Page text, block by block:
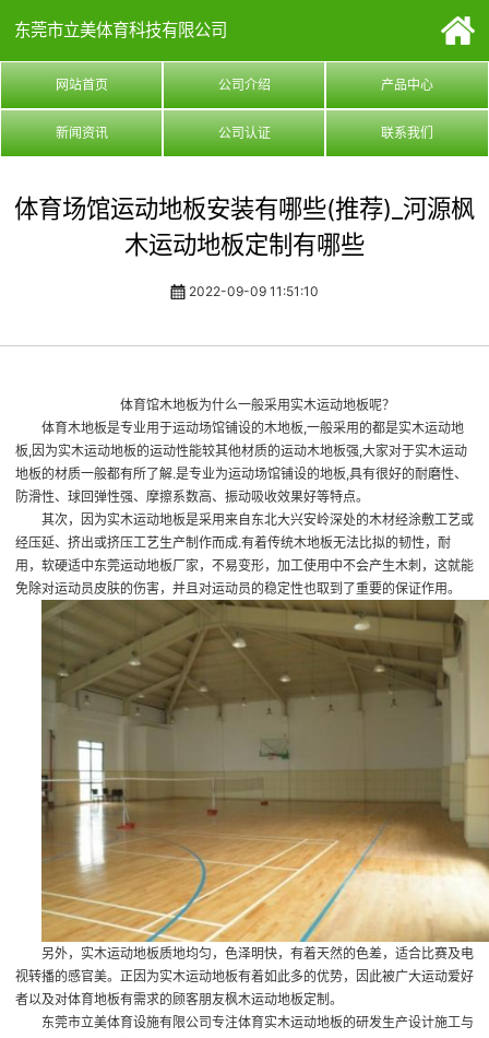
东莞市立美体育科技有限公司
网站首页 公司介绍 产品中心
新闻资讯 公司认证 联系我们
体育场馆运动地板安装有哪些(推荐)_河源枫
木运动地板定制有哪些
2022-09-09 11:51:10
体育馆木地板为什么一般采用实木运动地板呢？
体育木地板是专业用于运动场馆铺设的木地板,一般采用的都是实木运动地
板,因为实木运动地板的运动性能较其他材质的运动木地板强,大家对于实木运动
地板的材质一般都有所了解.是专业为运动场馆铺设的地板,具有很好的耐磨性、
防滑性、球回弹性强、摩擦系数高、振动吸收效果好等特点。
其次，因为实木运动地板是采用来自东北大兴安岭深处的木材经涂敷工艺或
经压延、挤出或挤压工艺生产制作而成.有着传统木地板无法比拟的韧性，耐
用，软硬适中东莞运动地板厂家 ，不易变形，加工使用中不会产生木刺，这就能
免除对运动员皮肤的伤害，并且对运动员的稳定性也取到了重要的保证作用。
另外，实木运动地板质地均匀，色泽明快，有着天然的色差，适合比赛及电
视转播的感官美。正因为实木运动地板有着如此多的优势，因此被广大运动爱好
者以及对体育地板有需求的顾客朋友枫木运动地板定制 。
东莞市立美体育设施有限公司专注体育实木运动地板的研发生产设计施工与